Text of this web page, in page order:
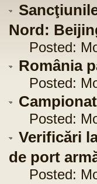
Nord:
Posted:
România
Posted:
Posted:
Verificări
de port
Posted: